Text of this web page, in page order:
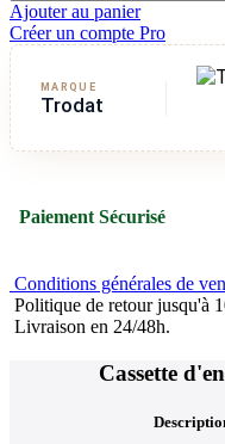
Ajouter au panier
Créer un compte Pro
MARQUE
Trodat
Paiement Sécurisé
Conditions générales de
Politique de retour jusqu'à
Livraison en 24/48h.
Cassette